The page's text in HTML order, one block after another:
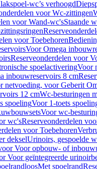
wc’s verhoogd
voor Wc-zittingen
voor Wand-wc'sStaande
voor Toebehoren
Voor Omega
Reserveonderdelen voor
spoelactiveringVoor
inbouwreservoirs 8 cm
netvoeding, voor Geberit
12 cmWc-besturingen
spoelingVoor 1-toets
Voor wc-
wc'sReserveonderdelen
voor Toebehoren
dekselUrinoirs, gespoelde
Voor opbouw- of
Voor geïntegreerde
Met spoelrand